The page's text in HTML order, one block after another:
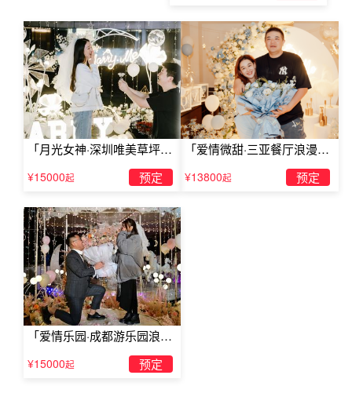
蜡烛求婚二、
利用蜡烛创意求婚首先我们要将蜡烛摆设成各种
型，比如我们可以将求婚蜡烛摆放
可能需要你准备很多只蜡烛，但为了能给她一次
婚，这样的准备是很有必要的。一个超级大的桃心形代表的
是你的满满的爱。还可以将求婚蜡烛
有“我爱你、ILOVEYOU、嫁给我吧”等，一句简单的
白词，直接表达了自己的心意。另外也可以将蜡烛摆放成两
颗桃心一只箭(穿心箭)形，寓意着两个人心连着心，永远也
「月光女神·深圳唯美草坪浪
漫求婚」
¥15000起 预定
「爱情微甜·三亚餐厅浪漫求
婚」
¥13800起 预定
「爱情乐园·成都游乐园浪漫
¥15000起 预定